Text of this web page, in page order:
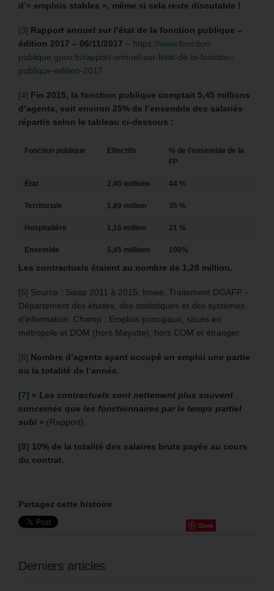
d’« emplois stables », même si cela reste discutable !
[3] Rapport annuel sur l’état de la fonction publique –
édition 2017 – 06/11/2017 – https://www.fonction-
publique.gouv.fr/rapport-annuel-sur-letat-de-la-fonction-
publique-edition-2017
[4] Fin 2015, la fonction publique comptait 5,45 millions
d’agents, soit environ 25% de l’ensemble des salariés
répartis selon le tableau ci-dessous :
Fonction publique Effectifs
% de l’ensemble de la
FP
État 2,40 millions 44 %
Territoriale 1,89 million 35 %
Hospitalière 1,16 million 21 %
Ensemble 5,45 millions 100%
Les contractuels étaient au nombre de 1,28 million.
[5] Source : Siasp 2011 à 2015, Insee. Traitement DGAFP –
Département des études, des statistiques et des systèmes
d’information. Champ : Emplois principaux, situés en
métropole et DOM (hors Mayotte), hors COM et étranger.
[6] Nombre d’agents ayant occupé un emploi une partie
ou la totalité de l’année.
[7] « Les contractuels sont nettement plus souvent
concernés que les fonctionnaires par le temps partiel
subi » (Rapport).
[8] 10% de la totalité des salaires bruts payés au cours
du contrat.
Partagez cette histoire
Save
Derniers articles